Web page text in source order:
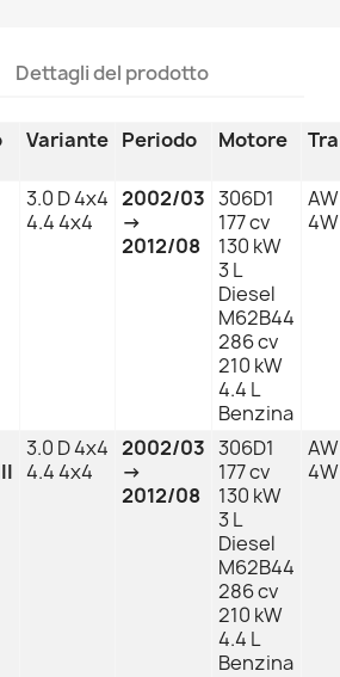
Dettagli del prodotto
Variante Periodo Motore
3.0 D 4x4
4.4 4x4
2002/03
→
2012/08
306D1
177 cv
130 kW
3 L
Diesel
M62B44
286 cv
210 kW
4.4 L
Benzina
3.0 D 4x4
4.4 4x4
2002/03
→
2012/08
306D1
177 cv
130 kW
3 L
Diesel
M62B44
286 cv
210 kW
4.4 L
Benzina